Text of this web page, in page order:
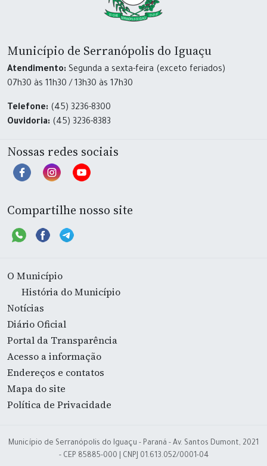
Município de Serranópolis do Iguaçu
Atendimento: Segunda a sexta-feira (exceto feriados)
07h30 às 11h30 / 13h30 às 17h30
Telefone: (45) 3236-8300
Ouvidoria: (45) 3236-8383
Nossas redes sociais
Compartilhe nosso site
O Município
História do Município
Notícias
Diário Oficial
Portal da Transparência
Acesso a informação
Endereços e contatos
Mapa do site
Política de Privacidade
Município de Serranópolis do Iguaçu - Paraná - Av. Santos Dumont, 2021
- CEP 85885-000 | CNPJ 01.613.052/0001-04